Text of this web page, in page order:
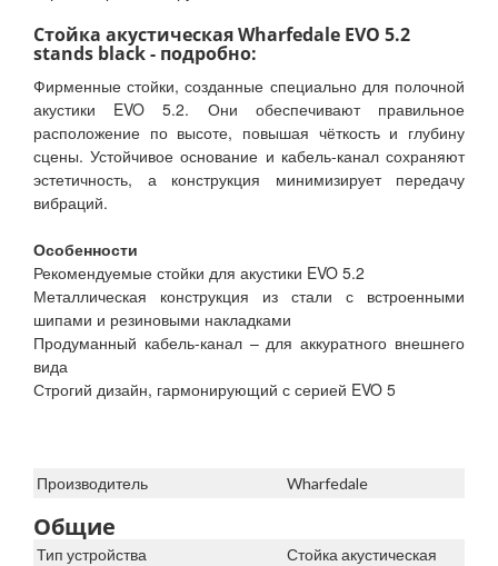
Стойка акустическая Wharfedale EVO 5.2
stands black - подробно:
Фирменные стойки, созданные специально для полочной
акустики EVO 5.2. Они обеспечивают правильное
расположение по высоте, повышая чёткость и глубину
сцены. Устойчивое основание и кабель-канал сохраняют
эстетичность, а конструкция минимизирует передачу
вибраций.
Особенности
Рекомендуемые стойки для акустики EVO 5.2
Металлическая конструкция из стали с встроенными
шипами и резиновыми накладками
Продуманный кабель-канал – для аккуратного внешнего
вида
Строгий дизайн, гармонирующий с серией EVO 5
Производитель Wharfedale
Общие
Тип устройства
Стойка акустическая